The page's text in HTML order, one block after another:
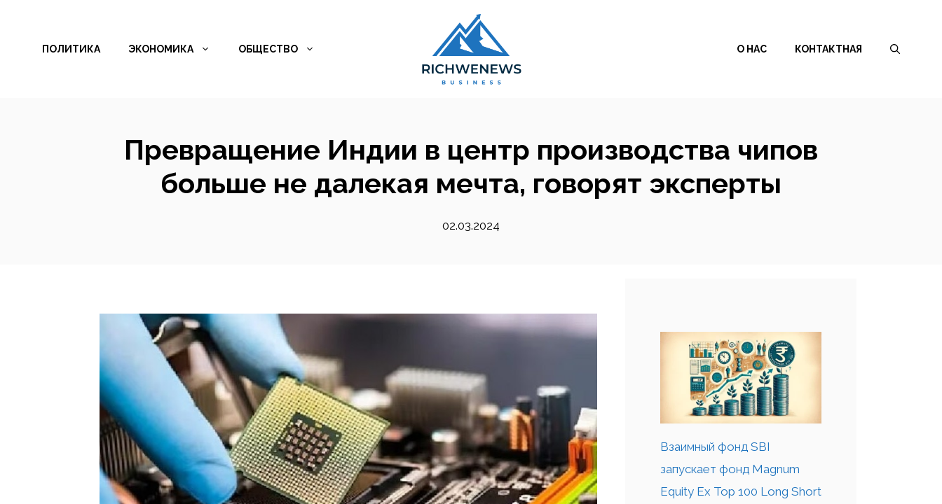
содержимому
ПОЛИТИКА ЭКОНОМИКА ОБЩЕСТВО О НАС КОНТАКТНАЯ
Превращение Индии в центр производства чипов
больше не далекая мечта, говорят эксперты
02.03.2024
Взаимный фонд SBI
запускает фонд Magnum
Equity Ex Top 100 Long Short